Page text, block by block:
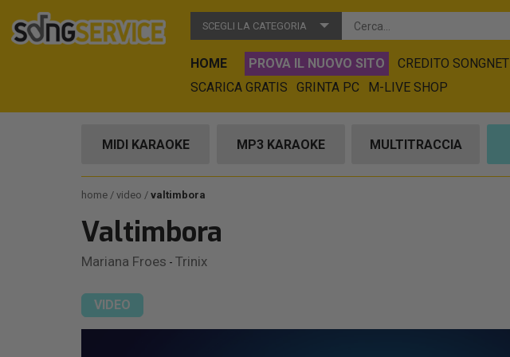
SCEGLI LA CATEGORIA
HOME PROVA IL NUOVO SITO CREDITO SONGNET
SCARICA GRATIS
GRINTA PC M-LIVE SHOP
MIDI KARAOKE MP3 KARAOKE MULTITRACCIA
home video valtimbora
Valtimbora
Mariana Froes - Trinix
VIDEO